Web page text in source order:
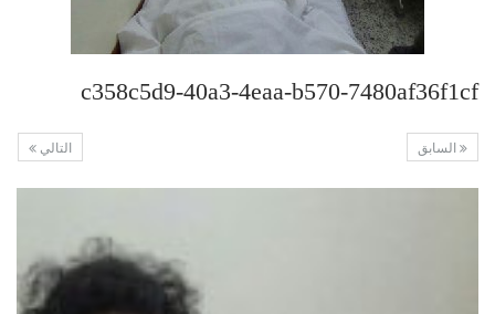
c358c5d9-40a3-4eaa-b570-7480af36f1cf
التالي السابق